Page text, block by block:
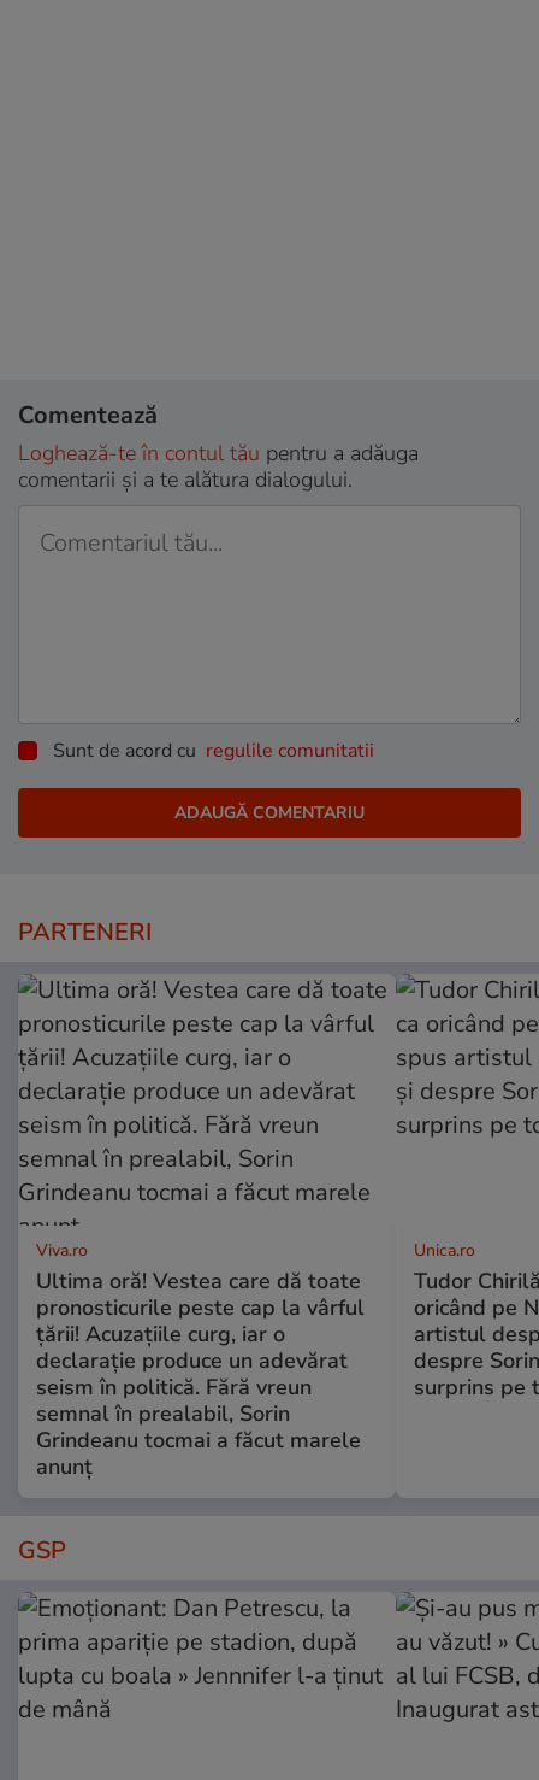
Comentează
Loghează-te în contul tău pentru a adăuga
comentarii și a te alătura dialogului.
Sunt de acord cu regulile comunitatii
PARTENERI
Viva.ro
Ultima oră! Vestea care dă toate
pronosticurile peste cap la vârful
țării! Acuzațiile curg, iar o
declarație produce un adevărat
seism în politică. Fără vreun
semnal în prealabil, Sorin
Grindeanu tocmai a făcut marele
anunț
Unica.ro
Tudor
oricând pe
artistul
despre
surprins pe
GSP